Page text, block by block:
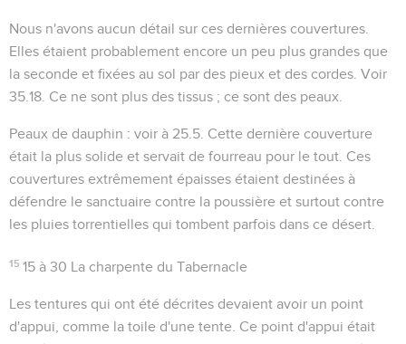
Nous n'avons aucun détail sur ces dernières couvertures.
Elles étaient probablement encore un peu plus grandes que
la seconde et fixées au sol par des pieux et des cordes. Voir
35.18 . Ce ne sont plus des tissus ; ce sont des peaux.
Peaux de dauphin : voir à 25.5 . Cette dernière couverture
était la plus solide et servait de fourreau pour le tout. Ces
couvertures extrêmement épaisses étaient destinées à
défendre le sanctuaire contre la poussière et surtout contre
les pluies torrentielles qui tombent parfois dans ce désert.
15 15 à 30 La charpente du Tabernacle
Les tentures qui ont été décrites devaient avoir un point
d'appui, comme la toile d'une tente. Ce point d'appui était